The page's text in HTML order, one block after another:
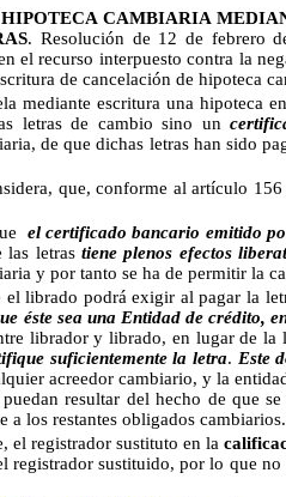
CAMBIARIA
. Resolución de 12 de febrero
el recurso interpuesto contra la
de cancelación de hipoteca
mediante escritura una hipoteca
letras de cambio sino un
de que dichas letras han sido
que, conforme al artículo
el certificado bancario emitido
las letrastiene plenos efectos
y por tanto se ha de permitir la
podrá exigir al pagar la letra
éste sea una Entidad de crédito,
librador y librado, en lugar de
suficientemente la letra. Este
acreedor cambiario, y la
resultar del hecho de que
los restantes obligados cambiarios.
registrador sustituto en la
registrador sustituido, por lo que no